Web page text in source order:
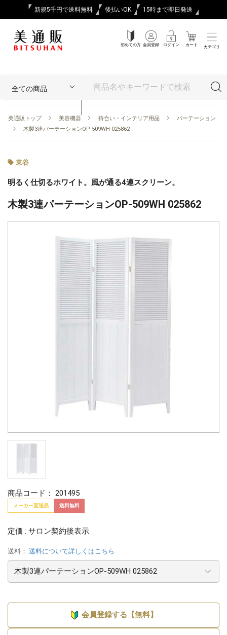
新規5千円で送料無料 後払いOK 15時まで即日発送
初めての方 会員登録 ログイン カート カテゴリ
美通販トップ 美容機器 待合い・インテリア用品
パーテーション
木製3連パーテーションOP-509WH 025862
東谷
明るく仕切るホワイト。風が通る4連スクリーン。
木製3連パーテーションOP-509WH 025862
商品コード： 201495
メーカー直送品 送料無料
定価 : サロン契約後表示
送料： 送料について詳しくはこちら
会員登録する【無料】